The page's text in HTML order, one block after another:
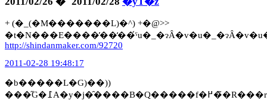
+ (�_(�M�������L)�^) +�@>>
http://shindanmaker.com/92720
2011-02-28 19:48:17
�b�����L�G)��))
���̋G�߁A�y�j�̑����B�Q�����f�߂��̃R���r�j�́c������I���ԏ